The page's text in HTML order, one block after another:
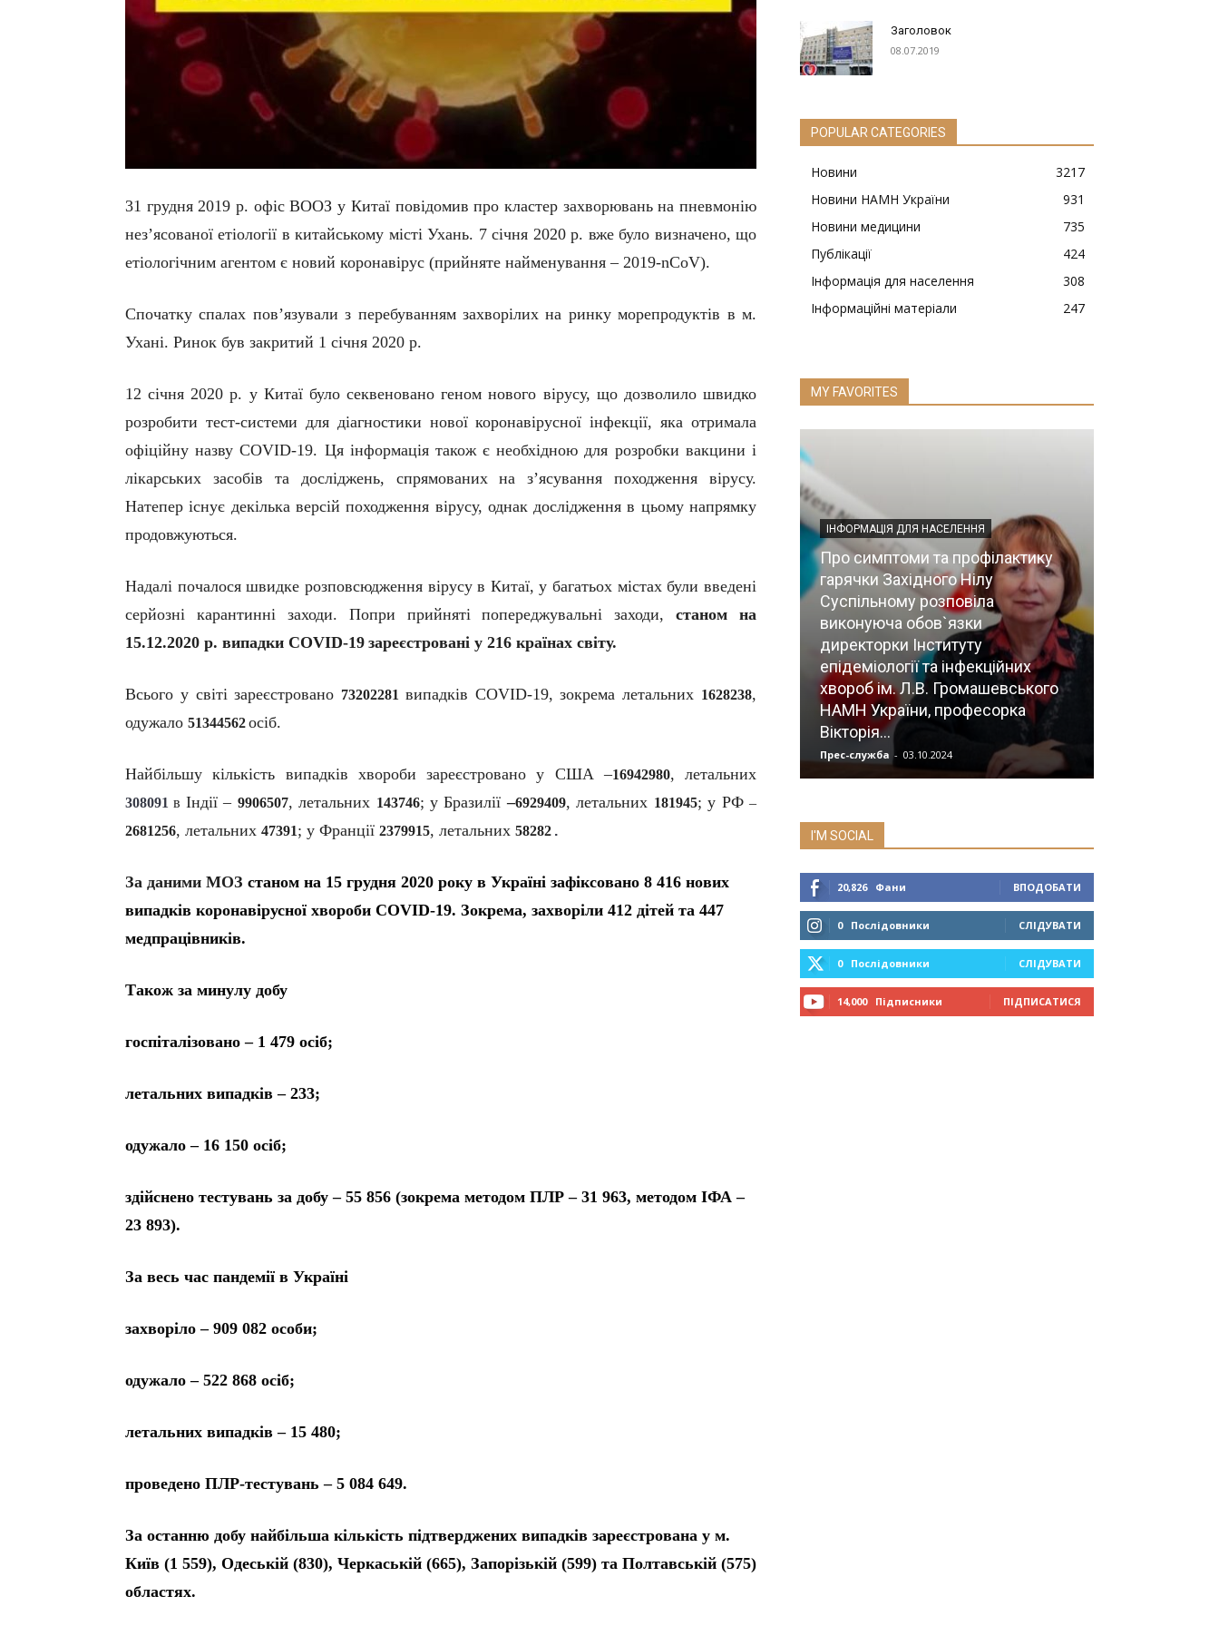
31 грудня 2019 р. офіс ВООЗ у Китаї повідомив про кластер захворювань на пневмонію
нез’ясованої етіології в китайському місті Ухань. 7 січня 2020 р. вже було визначено, що
етіологічним агентом є новий коронавірус (прийняте найменування – 2019-nCoV).
Спочатку спалах пов’язували з перебуванням захворілихна ринку морепродуктів в м.
Ухані. Ринок був закритий 1 січня 2020 р.
12 січня2020 р. у Китаї було секвеновано геном нового вірусу, що дозволило швидко
розробити тест-системи для діагностики нової коронавірусної інфекції, яка отримала
офіційну назвуCOVID-19. Ця інформація також є необхідною для розробки вакцини і
лікарських засобів та досліджень, спрямованих на з’ясування походження вірусу.
Натепер існує декілька версій походження вірусу, однак дослідження в цьому напрямку
продовжуються.
Надалі почалося швидке розповсюдження вірусу в Китаї, у багатьох містах були введені
серйозні карантинні заходи. Попри прийняті попереджувальні заходи,станом на
15.12.2020 р. випадки COVID-19 зареєстровані у 216 країнах світу.
Всього у світі зареєстровано 73202281 випадків COVID-19, зокрема летальних 1628238,
одужало 51344562осіб.
Найбільшу кількість випадків хвороби зареєстровано у США –16942980, летальних
308091 в Індії – 9906507, летальних 143746; у Бразилії–6929409, летальних 181945; у РФ–
2681256, летальних 47391; у Франції 2379915, летальних 58282 .
За даними МОЗ станом на 15 грудня 2020 року в Україні зафіксовано 8 416 нових
випадків коронавірусної хвороби COVID-19. Зокрема, захворіли 412 дітей та 447
медпрацівників.
Також за минулу добу
госпіталізовано – 1 479 осіб;
летальних випадків – 233;
одужало – 16 150 осіб;
здійснено тестувань за добу – 55 856 (зокрема методом ПЛР – 31 963, методом ІФА –
23 893).
За весь час пандемії в Україні
захворіло – 909 082 особи;
одужало – 522 868 осіб;
летальних випадків – 15 480;
проведено ПЛР-тестувань – 5 084 649.
За останню добу найбільша кількість підтверджених випадків зареєстрована у м.
Київ (1 559), Одеській (830), Черкаській (665), Запорізькій (599) та Полтавській (575)
областях.
Заголовок
08.07.2019
POPULAR CATEGORIES
Новини
3217
Новини НАМН України
931
Новини медицини
735
Публікації
424
Інформація для населення
308
Інформаційні матеріали
247
MY FAVORITES
ІНФОРМАЦІЯ ДЛЯ НАСЕЛЕННЯ
Про симптоми та профілактику
гарячки Західного Нілу
Суспільному розповіла
виконуюча обов`язки
директорки Інституту
епідеміології та інфекційних
хвороб ім. Л.В. Громашевського
НАМН України, професорка
Вікторія...
Прес-служба - 03.10.2024
I'M SOCIAL
20,826 Фани ВПОДОБАТИ
0 Послідовники СЛІДУВАТИ
0 Послідовники СЛІДУВАТИ
14,000 Підписники ПІДПИСАТИСЯ